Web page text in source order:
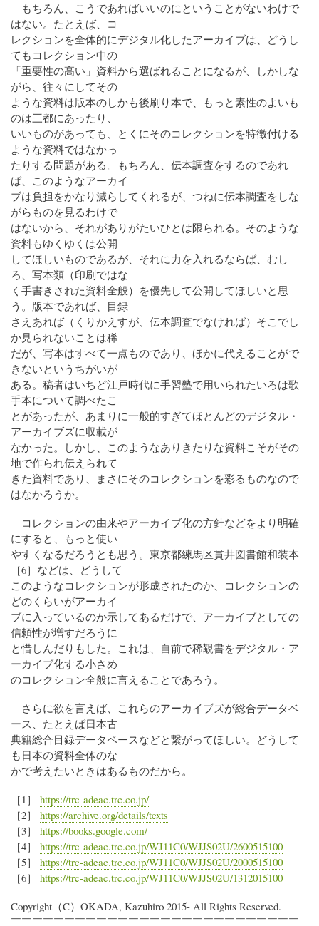
もちろん、こうであればいいのにということがないわけで
はない。たとえば、コ
レクションを全体的にデジタル化したアーカイブは、どうし
てもコレクション中の
「重要性の高い」資料から選ばれることになるが、しかしな
がら、往々にしてその
ような資料は版本のしかも後刷り本で、もっと素性のよいも
のは三都にあったり、
いいものがあっても、とくにそのコレクションを特徴付ける
ような資料ではなかっ
たりする問題がある。もちろん、伝本調査をするのであれ
ば、このようなアーカイ
ブは負担をかなり減らしてくれるが、つねに伝本調査をしな
がらものを見るわけで
はないから、それがありがたいひとは限られる。そのような
資料もゆくゆくは公開
してほしいものであるが、それに力を入れるならば、むし
ろ、写本類（印刷ではな
く手書きされた資料全般）を優先して公開してほしいと思
う。版本であれば、目録
さえあれば（くりかえすが、伝本調査でなければ）そこでし
か見られないことは稀
だが、写本はすべて一点ものであり、ほかに代えることがで
きないというちがいが
ある。稿者はいちど江戸時代に手習塾で用いられたいろは歌
手本について調べたこ
とがあったが、あまりに一般的すぎてほとんどのデジタル・
アーカイブズに収載が
なかった。しかし、このようなありきたりな資料こそがその
地で作られ伝えられて
きた資料であり、まさにそのコレクションを彩るものなので
はなかろうか。
コレクションの由来やアーカイブ化の方針などをより明確
にすると、もっと使い
やすくなるだろうとも思う。東京都練馬区貫井図書館和装本
［6］などは、どうして
このようなコレクションが形成されたのか、コレクションの
どのくらいがアーカイ
ブに入っているのか示してあるだけで、アーカイブとしての
信頼性が増すだろうに
と惜しんだりもした。これは、自前で稀覯書をデジタル・ア
ーカイブ化する小さめ
のコレクション全般に言えることであろう。
さらに欲を言えば、これらのアーカイブズが総合データベ
ース、たとえば日本古
典籍総合目録データベースなどと繋がってほしい。どうして
も日本の資料全体のな
かで考えたいときはあるものだから。
［1］ https://trc-adeac.trc.co.jp/
［2］ https://archive.org/details/texts
［3］ https://books.google.com/
［4］ https://trc-adeac.trc.co.jp/WJ11C0/WJJS02U/2600515100
［5］ https://trc-adeac.trc.co.jp/WJ11C0/WJJS02U/2000515100
［6］ https://trc-adeac.trc.co.jp/WJ11C0/WJJS02U/1312015100
Copyright（C）OKADA, Kazuhiro 2015- All Rights Reserved.
￣￣￣￣￣￣￣￣￣￣￣￣￣￣￣￣￣￣￣￣￣￣￣￣￣￣￣